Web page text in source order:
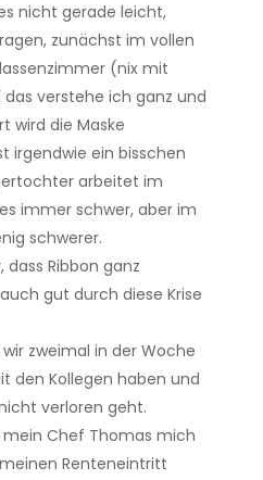
nicht gerade leicht,
zunächst im vollen
(nix mit
verstehe ich ganz und
wird die Maske
irgendwie ein bisschen
arbeitet im
immer schwer, aber im
schwerer.
Ribbon ganz
gut durch diese Krise
zweimal in der Woche
den Kollegen haben und
verloren geht.
mein Chef Thomas mich
Renteneintritt